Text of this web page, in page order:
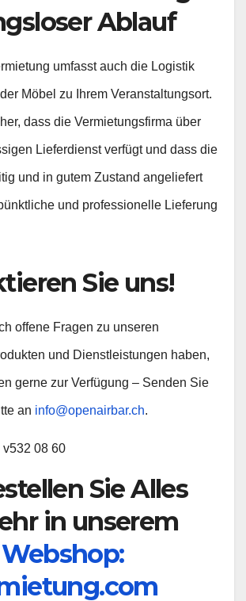
Ablauf
umfasst auch die Logistik
Möbel zu Ihrem Veranstaltungsort.
dass die Vermietungsfirma über
Lieferdienst verfügt und dass die
und in gutem Zustand angeliefert
und professionelle Lieferung
Sie uns!
offene Fragen zu unseren
und Dienstleistungen haben,
gerne zur Verfügung – Senden Sie
an info@openairbar.ch.
v532 08 60
Sie Alles
in unserem
Webshop: